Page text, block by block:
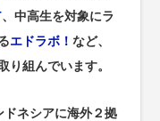
、中高生を対象にラ
エドラボ！など、
り組んでいます。
ネシアに海外２拠